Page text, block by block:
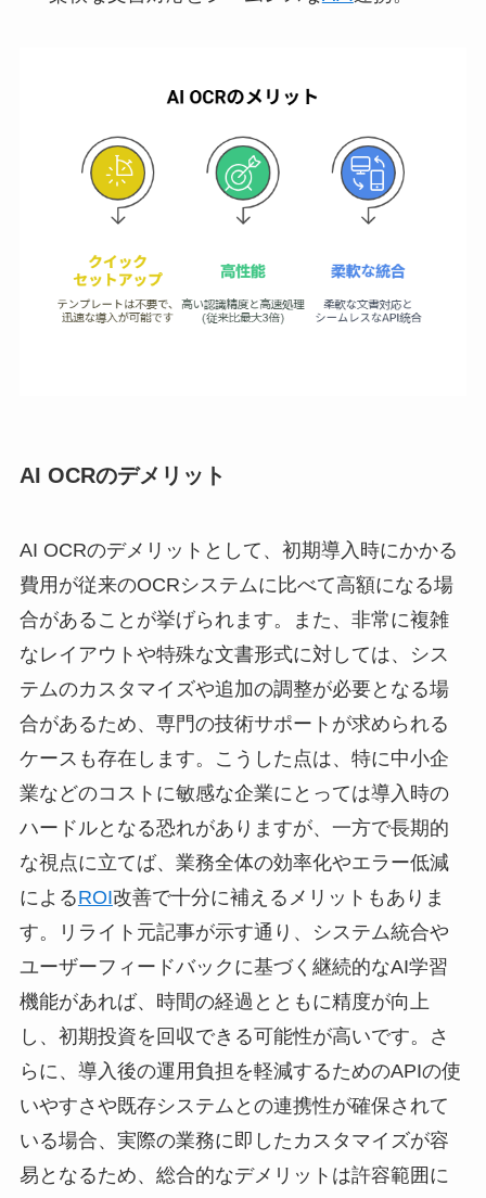
AI OCRのデメリット
AI OCRのデメリットとして、初期導入時にかかる
費用が従来のOCRシステムに比べて高額になる場
合があることが挙げられます。また、非常に複雑
なレイアウトや特殊な文書形式に対しては、シス
テムのカスタマイズや追加の調整が必要となる場
合があるため、専門の技術サポートが求められる
ケースも存在します。こうした点は、特に中小企
業などのコストに敏感な企業にとっては導入時の
ハードルとなる恐れがありますが、一方で長期的
な視点に立てば、業務全体の効率化やエラー低減
によるROI改善で十分に補えるメリットもありま
す。リライト元記事が示す通り、システム統合や
ユーザーフィードバックに基づく継続的なAI学習
機能があれば、時間の経過とともに精度が向上
し、初期投資を回収できる可能性が高いです。さ
らに、導入後の運用負担を軽減するためのAPIの使
いやすさや既存システムとの連携性が確保されて
いる場合、実際の業務に即したカスタマイズが容
易となるため、総合的なデメリットは許容範囲に